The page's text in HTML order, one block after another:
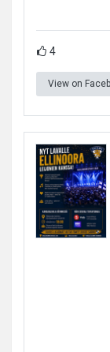
4
View on